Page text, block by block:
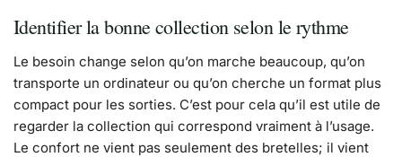
Identifier la bonne collection selon le rythme
Le besoin change selon qu’on marche beaucoup, qu’on
transporte un ordinateur ou qu’on cherche un format plus
compact pour les sorties. C’est pour cela qu’il est utile de
regarder la collection qui correspond vraiment à l’usage.
Le confort ne vient pas seulement des bretelles; il vient